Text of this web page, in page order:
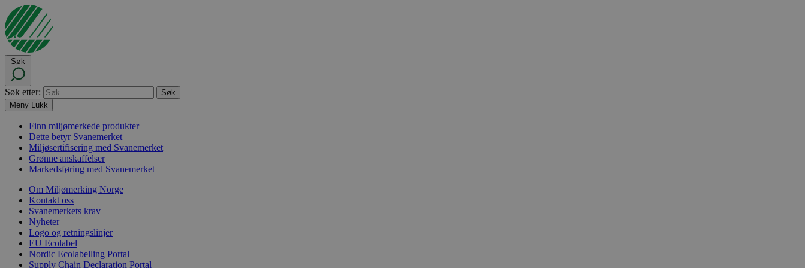
Søk
Søk etter:
Meny Lukk
Finn miljømerkede produkter
Dette betyr Svanemerket
Miljøsertifisering med Svanemerket
Grønne anskaffelser
Markedsføring med Svanemerket
Om Miljømerking Norge
Kontakt oss
Svanemerkets krav
Nyheter
Logo og retningslinjer
EU Ecolabel
Nordic Ecolabelling Portal
Supply Chain Declaration Portal